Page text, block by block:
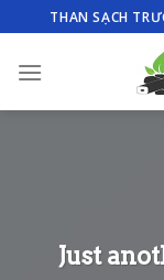
to
content
THAN SẠCH
Just